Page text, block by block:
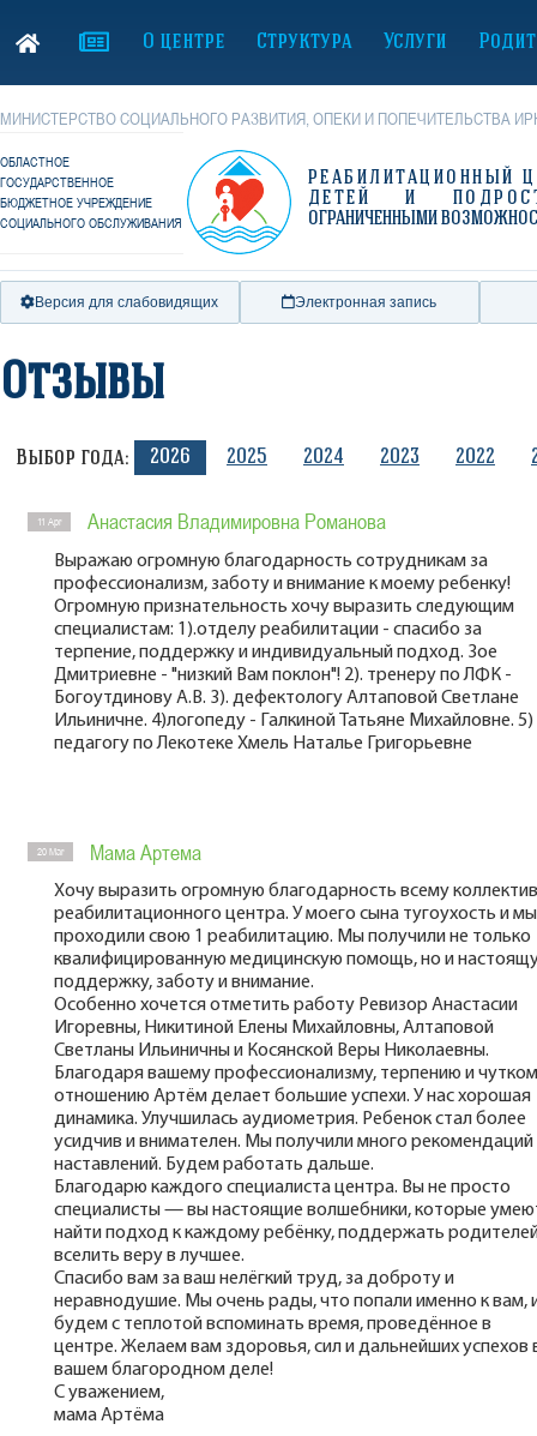
О центре Структура Услуги
МИНИСТЕРСТВО СОЦИАЛЬНОГО РАЗВИТИЯ, ОПЕКИ И ПОПЕЧИТЕЛЬСТВА
ОБЛАСТНОЕ
ГОСУДАРСТВЕННОЕ
БЮДЖЕТНОЕ УЧРЕЖДЕНИЕ
СОЦИАЛЬНОГО ОБСЛУЖИВАНИЯ
РЕАБИЛИТАЦИОННЫЙ
ДЕТЕЙ И
ОГРАНИЧЕННЫМИ
Версия для слабовидящих Электронная запись
Отзывы
Выбор года: 2026 2025 2024 2023 2022
11 Apr Анастасия Владимировна Романова
Выражаю огромную благодарность сотрудникам за
профессионализм, заботу и внимание к моему ребенку!
Огромную признательность хочу выразить следующим
специалистам: 1).отделу реабилитации - спасибо за
терпение, поддержку и индивидуальный подход. Зое
Дмитриевне - "низкий Вам поклон"! 2). тренеру по ЛФК -
Богоутдинову А.В. 3). дефектологу Алтаповой Светлане
Ильиничне. 4)логопеду - Галкиной Татьяне Михайловне. 5)
педагогу по Лекотеке Хмель Наталье Григорьевне
20 Mar Мама Артема
Хочу выразить огромную благодарность всему
реабилитационного центра. У моего сына тугоухость и мы
проходили свою 1 реабилитацию. Мы получили не только
квалифицированную медицинскую помощь, но и
поддержку, заботу и внимание.
Особенно хочется отметить работу Ревизор Анастасии
Игоревны, Никитиной Елены Михайловны, Алтаповой
Светланы Ильиничны и Косянской Веры Николаевны.
Благодаря вашему профессионализму, терпению и
отношению Артём делает большие успехи. У нас хорошая
динамика. Улучшилась аудиометрия. Ребенок стал более
усидчив и внимателен. Мы получили много рекомендаций
наставлений. Будем работать дальше.
Благодарю каждого специалиста центра. Вы не просто
специалисты — вы настоящие волшебники, которые
найти подход к каждому ребёнку, поддержать
вселить веру в лучшее.
Спасибо вам за ваш нелёгкий труд, за доброту и
неравнодушие. Мы очень рады, что попали именно к вам,
будем с теплотой вспоминать время, проведённое в
центре. Желаем вам здоровья, сил и дальнейших успехов
вашем благородном деле!
С уважением,
мама Артёма